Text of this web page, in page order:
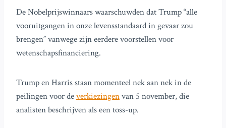
De Nobelprijswinnaars waarschuwden dat Trump “alle
vooruitgangen in onze levensstandaard in gevaar zou
brengen” vanwege zijn eerdere voorstellen voor
wetenschapsfinanciering.
Trump en Harris staan momenteel nek aan nek in de
peilingen voor deverkiezingenvan 5 november, die
analisten beschrijven als een toss-up.